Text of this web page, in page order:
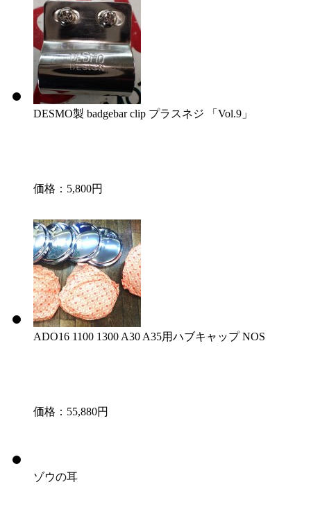
DESMO製 badgebar clip プラスネジ 「Vol.9」
価格：5,800円
ADO16 1100 1300 A30 A35用ハブキャップ NOS
価格：55,880円
ゾウの耳